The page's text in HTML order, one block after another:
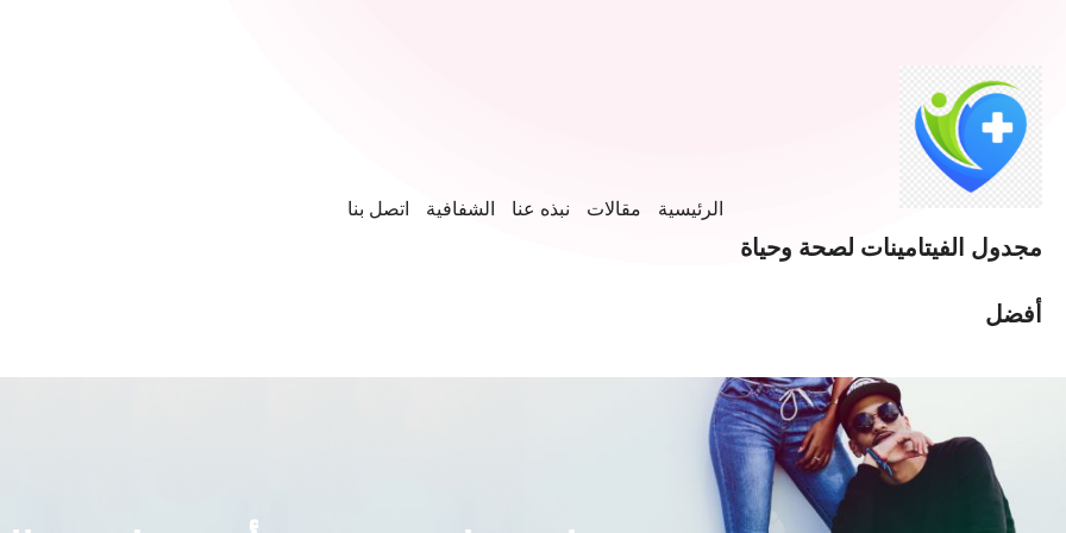
المحتوى
مجدول الفيتامينات لصحة وحياة
أفضل
الرئيسية مقالات نبذه عنا الشفافية اتصل بنا